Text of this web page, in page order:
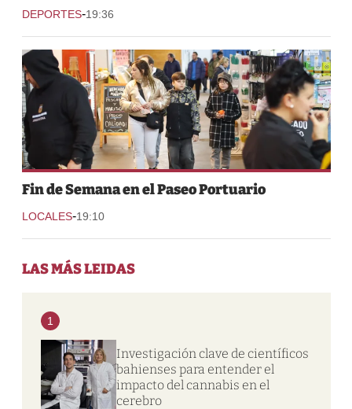
DEPORTES-19:36
Fin de Semana en el Paseo Portuario
LOCALES-19:10
LAS MÁS LEIDAS
1
Investigación clave de científicos
bahienses para entender el
impacto del cannabis en el
cerebro